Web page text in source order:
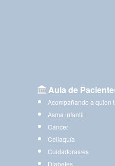
Aula de
Acompañando a quien
Asma infantil
Cáncer
Celiaquía
Cuidadoras/es
Diabetes